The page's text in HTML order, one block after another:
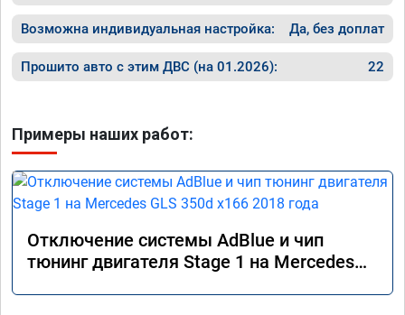
Возможна индивидуальная настройка: Да, без доплат
Прошито авто с этим ДВС (на 01.2026): 22
Примеры наших работ:
Отключение системы AdBlue и чип
тюнинг двигателя Stage 1 на Mercedes